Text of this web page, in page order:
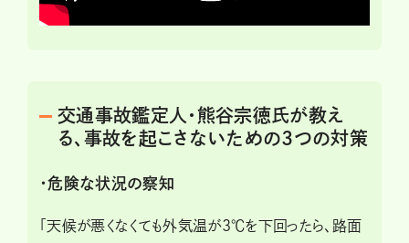
交通事故鑑定人・熊谷宗徳氏が教え
る、事故を起こさないための3つの対策
・危険な状況の察知
「天候が悪くなくても外気温が3℃を下回ったら、路面